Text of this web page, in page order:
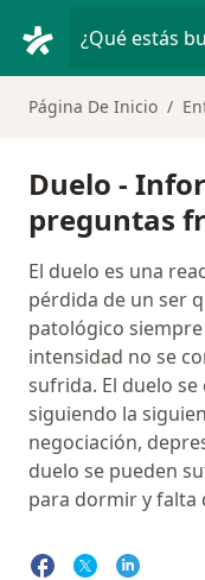
¿Qué estás
Página De Inicio
Duelo -
preguntas
El duelo es una
pérdida de un ser
patológico
intensidad no se
sufrida. El duelo
siguiendo la
negociación,
duelo se pueden
para dormir y falta